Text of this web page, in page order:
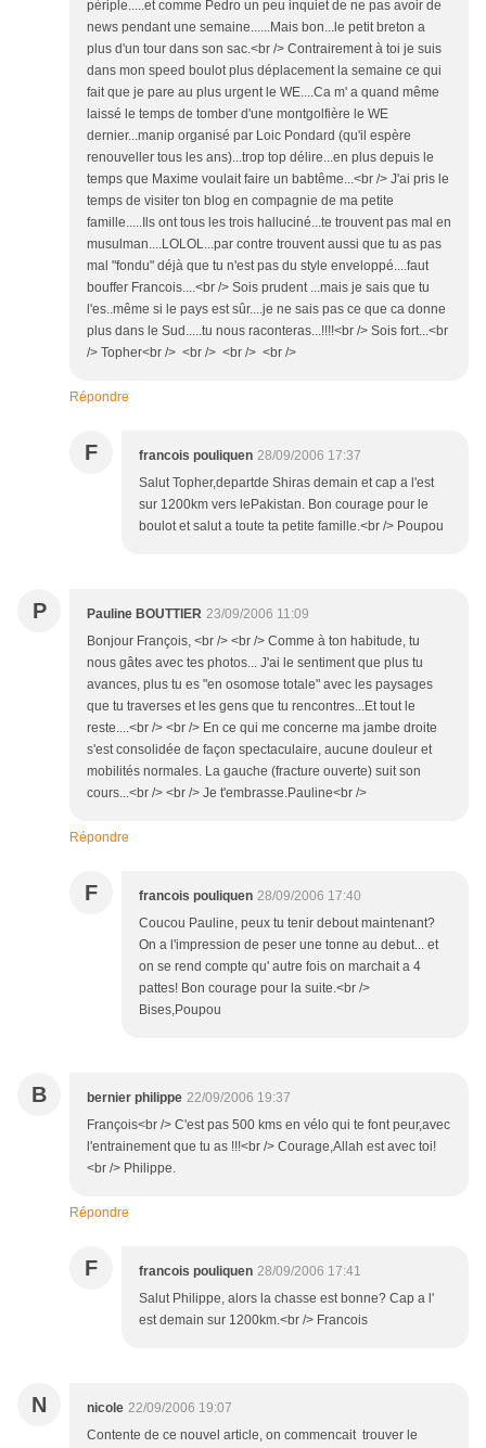
périple.....et comme Pedro un peu inquiet de ne pas avoir de
news pendant une semaine......Mais bon...le petit breton a
plus d'un tour dans son sac.<br /> Contrairement à toi je suis
dans mon speed boulot plus déplacement la semaine ce qui
fait que je pare au plus urgent le WE....Ca m' a quand même
laissé le temps de tomber d'une montgolfière le WE
dernier...manip organisé par Loic Pondard (qu'il espère
renouveller tous les ans)...trop top délire...en plus depuis le
temps que Maxime voulait faire un babtême...<br /> J'ai pris le
temps de visiter ton blog en compagnie de ma petite
famille.....Ils ont tous les trois halluciné...te trouvent pas mal en
musulman....LOLOL...par contre trouvent aussi que tu as pas
mal "fondu" déjà que tu n'est pas du style enveloppé....faut
bouffer Francois....<br /> Sois prudent ...mais je sais que tu
l'es..même si le pays est sûr....je ne sais pas ce que ca donne
plus dans le Sud.....tu nous raconteras...!!!!<br /> Sois fort...<br
/> Topher<br /> <br /> <br /> <br />
Répondre
F francois pouliquen 28/09/2006 17:37
Salut Topher,departde Shiras demain et cap a l'est
sur 1200km vers lePakistan. Bon courage pour le
boulot et salut a toute ta petite famille.<br /> Poupou
P Pauline BOUTTIER 23/09/2006 11:09
Bonjour François, <br /> <br /> Comme à ton habitude, tu
nous gâtes avec tes photos... J'ai le sentiment que plus tu
avances, plus tu es "en osomose totale" avec les paysages
que tu traverses et les gens que tu rencontres...Et tout le
reste....<br /> <br /> En ce qui me concerne ma jambe droite
s'est consolidée de façon spectaculaire, aucune douleur et
mobilités normales. La gauche (fracture ouverte) suit son
cours...<br /> <br /> Je t'embrasse.Pauline<br />
Répondre
F francois pouliquen 28/09/2006 17:40
Coucou Pauline, peux tu tenir debout maintenant?
On a l'impression de peser une tonne au debut... et
on se rend compte qu' autre fois on marchait a 4
pattes! Bon courage pour la suite.<br />
Bises,Poupou
B bernier philippe 22/09/2006 19:37
François<br /> C'est pas 500 kms en vélo qui te font peur,avec
l'entrainement que tu as !!!<br /> Courage,Allah est avec toi!
<br /> Philippe.
Répondre
F francois pouliquen 28/09/2006 17:41
Salut Philippe, alors la chasse est bonne? Cap a l'
est demain sur 1200km.<br /> Francois
N nicole 22/09/2006 19:07
Contente de ce nouvel article, on commencait trouver le